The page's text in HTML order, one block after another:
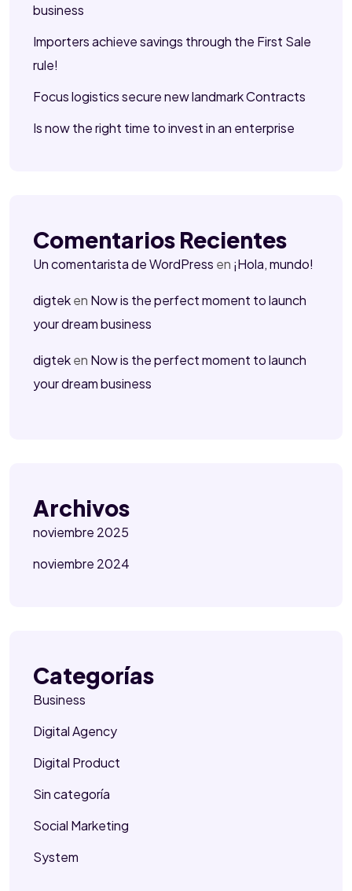
business
Importers achieve savings through the First Sale
rule!
Focus logistics secure new landmark Contracts
Is now the right time to invest in an enterprise
Comentarios Recientes
Un comentarista de WordPress en ¡Hola, mundo!
digteken Now is the perfect moment to launch
your dream business
digteken Now is the perfect moment to launch
your dream business
Archivos
noviembre 2025
noviembre 2024
Categorías
Business
Digital Agency
Digital Product
Sin categoría
Social Marketing
System